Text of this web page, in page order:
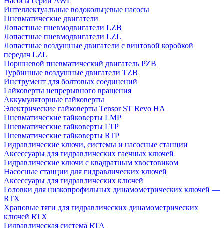
Интеллектуальные водокольцевые насосы
Пневматические двигатели
Лопастные пневмодвигатели LZB
Лопастные пневмодвигатели LZL
Лопастные воздушные двигатели с винтовой коробкой
передач LZL
Поршневой пневматический двигатель PZB
Турбинные воздушные двигатели TZB
Инструмент для болтовых соединений
Гайковерты непрерывного вращения
Аккумуляторные гайковерты
Электрические гайковерты Tensor ST Revo HA
Пневматические гайковерты LMP
Пневматические гайковерты LTP
Пневматические гайковерты RTP
Гидравлические ключи, системы и насосные станции
Аксессуары для гидравлических гаечных ключей
Гидравлические ключи с квадратным хвостовиком
Насосные станции для гидравлических ключей
Аксессуары для гидравлических ключей
Головки для низкопрофильных динамометрических ключей —
RTX
Храповые тяги для гидравлических динамометрических
ключей RTX
Гидравлическая система RTA